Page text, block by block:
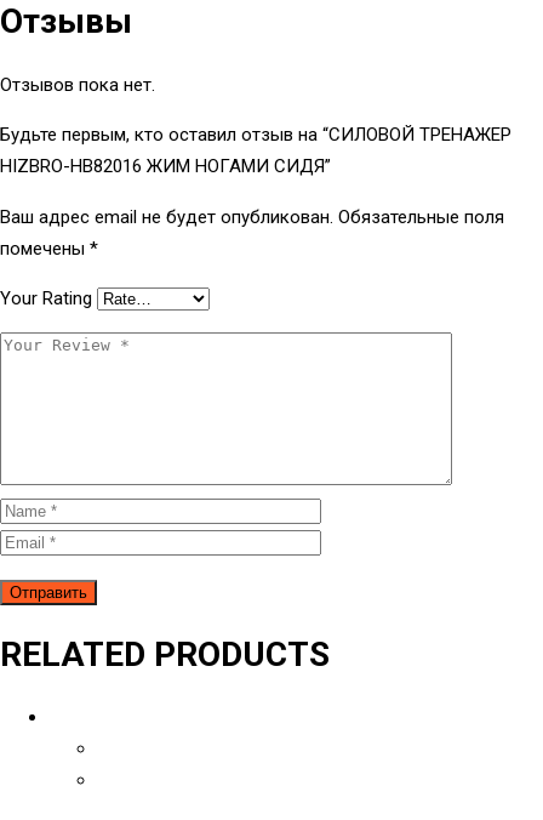
Отзывы
Отзывов пока нет.
Будьте первым, кто оставил отзыв на “СИЛОВОЙ ТРЕНАЖЕР
HIZBRO-HB82016 ЖИМ НОГАМИ СИДЯ”
Ваш адрес email не будет опубликован. Обязательные поля
помечены *
Your Rating
RELATED PRODUCTS